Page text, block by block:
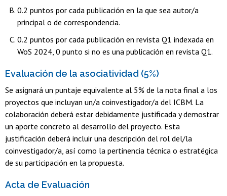
0.2 puntos por cada publicación en la que sea autor/a
principal o de correspondencia.
0.2 puntos por cada publicación en revista Q1 indexada en
WoS 2024, 0 punto si no es una publicación en revista Q1.
Evaluación de la asociatividad (5%)
Se asignará un puntaje equivalente al 5% de la nota final a los
proyectos que incluyan un/a coinvestigador/a del ICBM. La
colaboración deberá estar debidamente justificada y demostrar
un aporte concreto al desarrollo del proyecto. Esta
justificación deberá incluir una descripción del rol del/la
coinvestigador/a, así como la pertinencia técnica o estratégica
de su participación en la propuesta.
Acta de Evaluación